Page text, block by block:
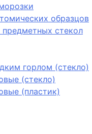
образцов
стекол
горлом (стекло)
(стекло)
(пластик)